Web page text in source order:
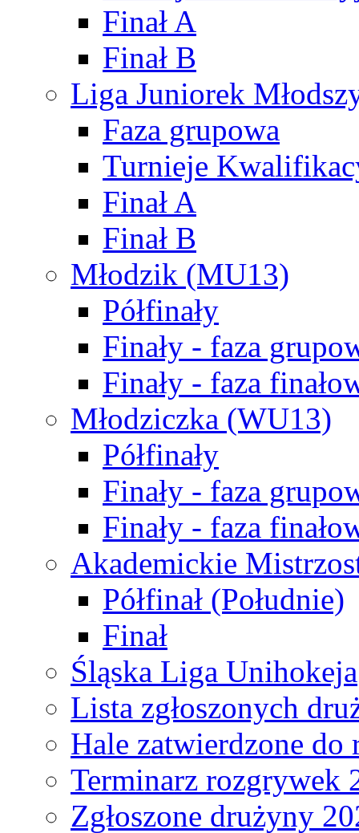
Finał A
Finał B
Liga Juniorek
Faza grupowa
Turnieje
Finał A
Finał B
Młodzik (MU13)
Półfinały
Finały - faza
Finały - faza
Młodziczka (WU13)
Półfinały
Finały - faza
Finały - faza
Akademickie
Półfinał (Południe)
Finał
Śląska Liga Unihokeja
Lista zgłoszonych
Hale zatwierdzone do
Terminarz rozgrywek
Zgłoszone drużyny